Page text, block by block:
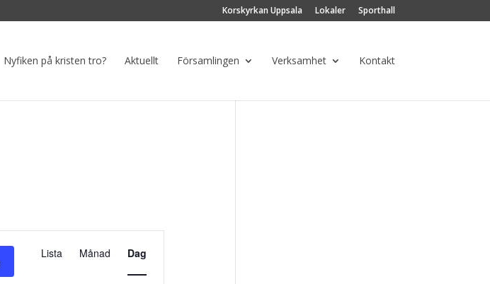
Korskyrkan Uppsala Lokaler Sporthall
Nyfiken på kristen tro? Aktuellt Församlingen Verksamhet Kontakt
Evenemang
vynavigering
Lista Månad Dag